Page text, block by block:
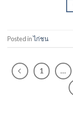
Posted inไก่ชน
1 …